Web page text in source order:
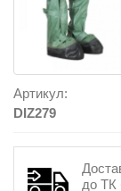
Артикул:
DIZ279
до ТК